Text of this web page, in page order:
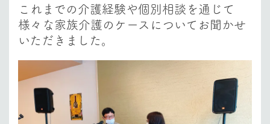
これまでの 介護経験や個別相談を通じて
様々な家族介護のケースについて お聞かせ
いただきました。